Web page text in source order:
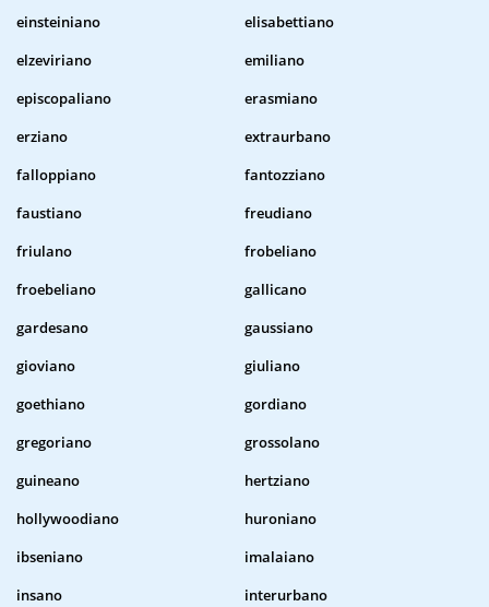
einsteiniano
elisabettiano
elzeviriano
emiliano
episcopaliano
erasmiano
erziano
extraurbano
falloppiano
fantozziano
faustiano
freudiano
friulano
frobeliano
froebeliano
gallicano
gardesano
gaussiano
gioviano
giuliano
goethiano
gordiano
gregoriano
grossolano
guineano
hertziano
hollywoodiano
huroniano
ibseniano
imalaiano
insano
interurbano